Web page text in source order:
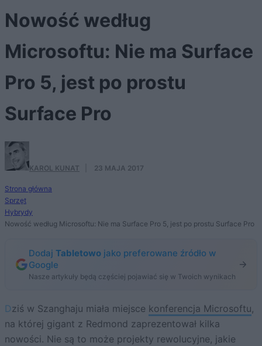
Nowość według
Microsoftu: Nie ma Surface
Pro 5, jest po prostu
Surface Pro
KAROL KUNAT 23 MAJA 2017
Strona główna
Sprzęt
Hybrydy
Nowość według Microsoftu: Nie ma Surface Pro 5, jest po prostu Surface Pro
Dodaj Tabletowo jako preferowane źródło w
Google
Nasze artykuły będą częściej pojawiać się w Twoich wynikach
Dziś w Szanghaju miała miejsce konferencja Microsoftu,
na której gigant z Redmond zaprezentował kilka
nowości. Nie są to może projekty rewolucyjne, jakie